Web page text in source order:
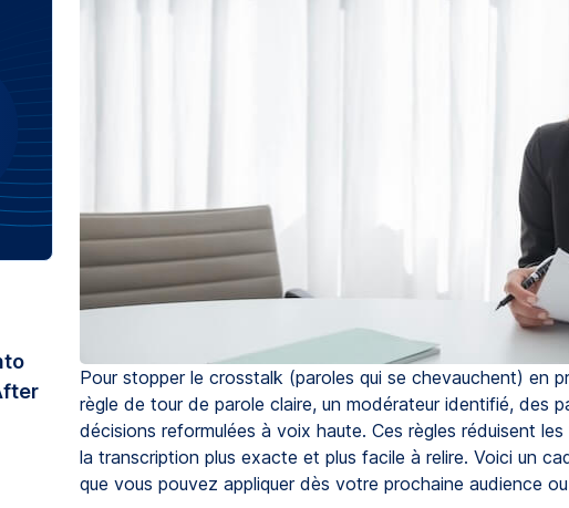
Pour stopper le crosstalk (paroles qui se chevauchent) en
règle de tour de parole claire, un modérateur identifié, des
décisions reformulées à voix haute. Ces règles réduisent
la transcription plus exacte et plus facile à relire. Voici un
que vous pouvez appliquer dès votre prochaine audience